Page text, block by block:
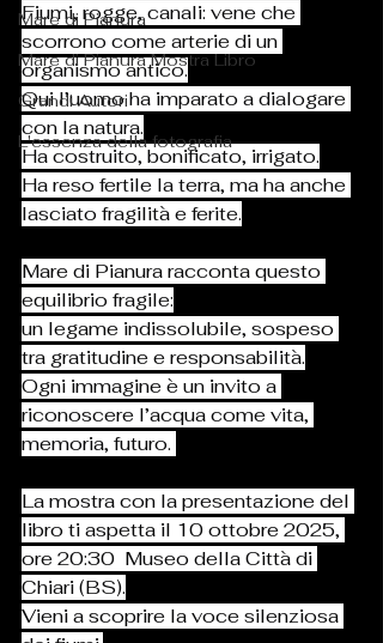
Mare di Pianura
Mare di Pianura Mostra Libro
Grandi Autori
L'essenza della fotografia
Fiumi, rogge, canali: vene che
scorrono come arterie di un
organismo antico.
Qui l’uomo ha imparato a dialogare
con la natura.
Ha costruito, bonificato, irrigato.
Ha reso fertile la terra, ma ha anche
lasciato fragilità e ferite.
Mare di Pianura racconta questo
equilibrio fragile:
un legame indissolubile, sospeso
tra gratitudine e responsabilità.
Ogni immagine è un invito a
riconoscere l’acqua come vita,
memoria, futuro.
La mostra con la presentazione del
libro ti aspetta il 10 ottobre 2025,
ore 20:30  Museo della Città di
Chiari (BS).
Vieni a scoprire la voce silenziosa